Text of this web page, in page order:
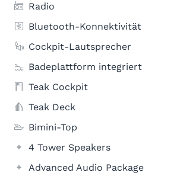
Radio
Bluetooth-Konnektivität
Cockpit-Lautsprecher
Badeplattform integriert
Teak Cockpit
Teak Deck
Bimini-Top
4 Tower Speakers
Advanced Audio Package